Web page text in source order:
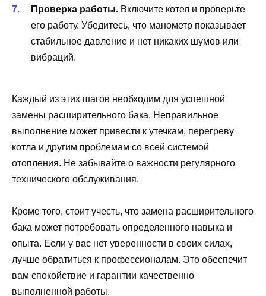
Проверка работы. Включите котел и проверьте
его работу. Убедитесь, что манометр показывает
стабильное давление и нет никаких шумов или
вибраций.
Каждый из этих шагов необходим для успешной
замены расширительного бака. Неправильное
выполнение может привести к утечкам, перегреву
котла и другим проблемам со всей системой
отопления. Не забывайте о важности регулярного
технического обслуживания.
Кроме того, стоит учесть, что замена расширительного
бака может потребовать определенного навыка и
опыта. Если у вас нет уверенности в своих силах,
лучше обратиться к профессионалам. Это обеспечит
вам спокойствие и гарантии качественно
выполненной работы.